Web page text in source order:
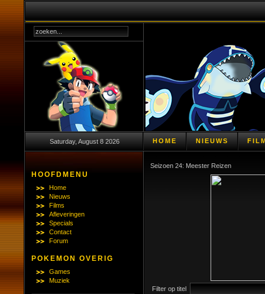
Saturday, August 8 2026 HOME NIEUWS
HOOFDMENU
Home
Nieuws
Films
Afleveringen
Specials
Contact
Forum
POKEMON OVERIG
Games
Muziek
Seizoen 24: Meester Reizen
Filter op titel